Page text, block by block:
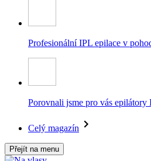
Profesionální IPL epilace v
Porovnali jsme pro vás
Celý magazín
Přejít na menu